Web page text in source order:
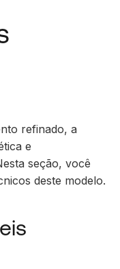
refinado, a
e
seção, você
deste modelo.